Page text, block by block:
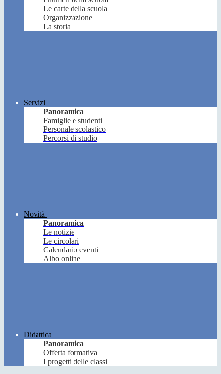
Le carte della scuola
Organizzazione
La storia
Servizi
Panoramica
Famiglie e studenti
Personale scolastico
Percorsi di studio
Novità
Panoramica
Le notizie
Le circolari
Calendario eventi
Albo online
Didattica
Panoramica
Offerta formativa
I progetti delle classi